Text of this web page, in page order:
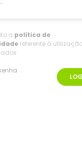
a política de
referente à